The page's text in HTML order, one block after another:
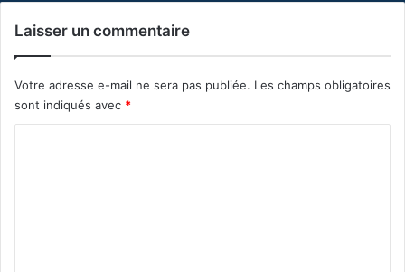
Laisser un commentaire
Votre adresse e-mail ne sera pas publiée. Les champs obligatoires
sont indiqués avec *